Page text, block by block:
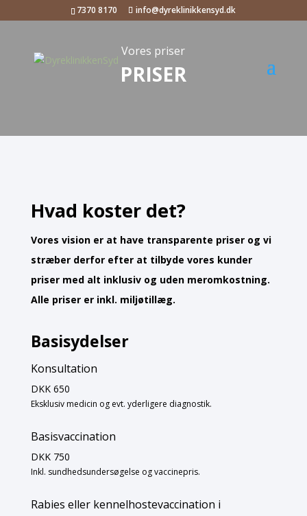
7370 8170 info@dyreklinikkensyd.dk
Vores priser
PRISER
Hvad koster det?
Vores vision er at have transparente priser og vi
stræber derfor efter at tilbyde vores kunder
priser med alt inklusiv og uden meromkostning.
Alle priser er inkl. miljøtillæg.
Basisydelser
Konsultation
DKK 650
Eksklusiv medicin og evt. yderligere diagnostik.
Basisvaccination
DKK 750
Inkl. sundhedsundersøgelse og vaccinepris.
Rabies eller kennelhostevaccination i